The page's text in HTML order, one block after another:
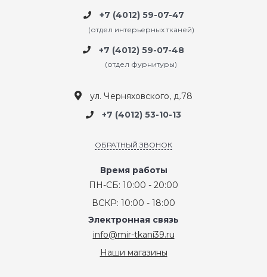
+7 (4012) 59-07-47
(отдел интерьерных тканей)
+7 (4012) 59-07-48
(отдел фурнитуры)
ул. Черняховского, д.78
+7 (4012) 53-10-13
ОБРАТНЫЙ ЗВОНОК
Время работы
ПН-СБ: 10:00 - 20:00
ВСКР: 10:00 - 18:00
Электронная связь
info@mir-tkani39.ru
Наши магазины